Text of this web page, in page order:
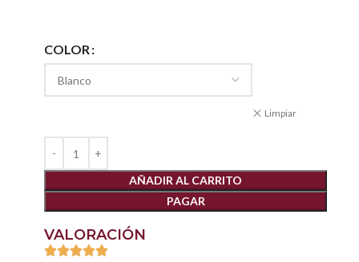
COLOR
Limpiar
AÑADIR AL CARRITO
PAGAR
VALORACIÓN